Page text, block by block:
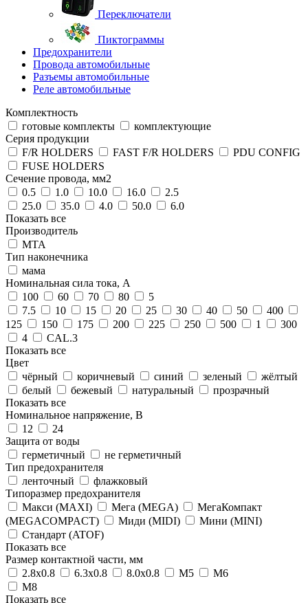
Переключатели
Пиктограммы
Предохранители
Провода автомобильные
Разъемы автомобильные
Реле автомобильные
Комплектность
готовые комплекты
комплектующие
Серия продукции
F/R HOLDERS
FAST F/R HOLDERS
PDU CONFIG
FUSE HOLDERS
Сечение провода, мм2
0.5
1.0 10.0 16.0
2.5
25.0
35.0 4.0 50.0
6.0
Показать все
Производитель
MTA
Тип наконечника
мама
Номинальная сила тока, А
100
60 70 80
5
7.5
10 15 20 25 30 40 50
400
125
150 175 200 225 250 500 1
300
4
CAL.3
Показать все
Цвет
чёрный
коричневый синий зеленый
жёлтый
белый
бежевый натуральный
прозрачный
Показать все
Номинальное напряжение, В
12
24
Защита от воды
герметичный
не герметичный
Тип предохранителя
ленточный
флажковый
Типоразмер предохранителя
Макси (MAXI)
Мега (MEGA)
МегаКомпакт
(MEGACOMPACT)
Миди (MIDI)
Мини (MINI)
Стандарт (ATOF)
Показать все
Размер контактной части, мм
2.8x0.8
6.3x0.8 8.0x0.8 М5
М6
М8
Показать все